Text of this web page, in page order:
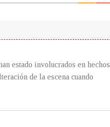
estado involucrados en hechos
de la escena cuando